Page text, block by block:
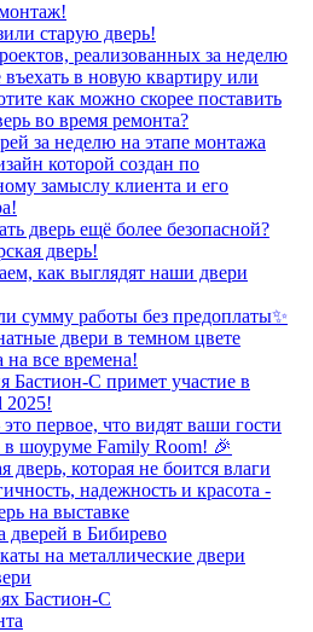
старую дверь!
реализованных за неделю
в новую квартиру или
как можно скорее поставить
во время ремонта?
за неделю на этапе монтажа
которой создан по
замыслу клиента и его
дверь ещё более безопасной?
дверь!
как выглядят наши двери
сумму работы без предоплаты✨
двери в темном цвете
на все времена!
Бастион-С примет участие в
2025!
первое, что видят ваши гости
шоуруме Family Room! 🎉
дверь, которая не боится влаги
надежность и красота -
на выставке
дверей в Бибирево
на металлические двери
Бастион-С